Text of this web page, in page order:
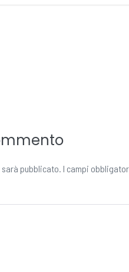
sarà pubblicato. I campi